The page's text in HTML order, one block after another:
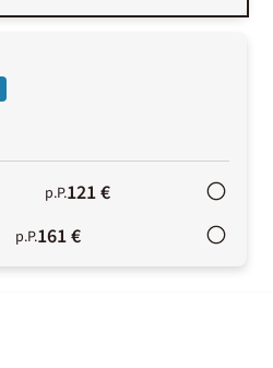
p.P.121 €
p.P.161 €